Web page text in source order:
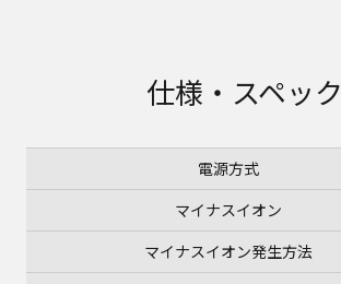
仕様・スペック
電源方式
マイナスイオン
マイナスイオン発生方法